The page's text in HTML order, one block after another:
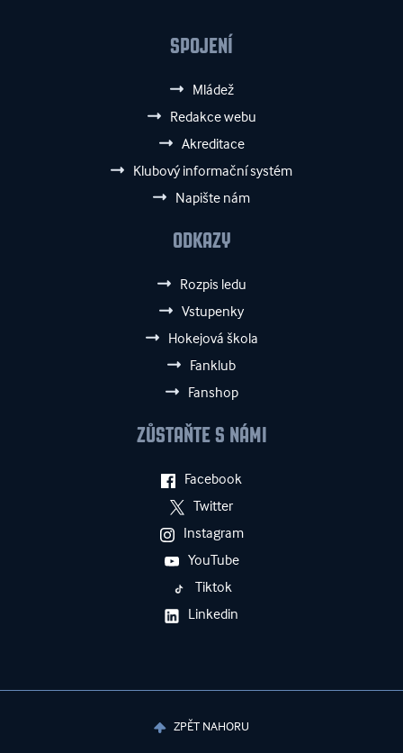
SPOJENÍ
Mládež
Redakce webu
Akreditace
Klubový informační systém
Napište nám
ODKAZY
Rozpis ledu
Vstupenky
Hokejová škola
Fanklub
Fanshop
ZŮSTAŇTE S NÁMI
Facebook
Twitter
Instagram
YouTube
Tiktok
Linkedin
ZPĚT NAHORU